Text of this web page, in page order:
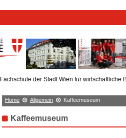
Fachschule der Stadt Wien für wirtschaftliche
Home Allgemein Kaffeemuseum
Kaffeemuseum